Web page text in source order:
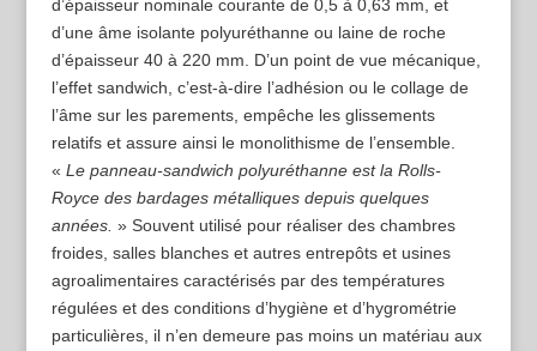
d’épaisseur nominale courante de 0,5 à 0,63 mm, et
d’une âme isolante polyuréthanne ou laine de roche
d’épaisseur 40 à 220 mm. D’un point de vue mécanique,
l’effet sandwich, c’est-à-dire l’adhésion ou le collage de
l’âme sur les parements, empêche les glissements
relatifs et assure ainsi le monolithisme de l’ensemble.
« Le panneau-sandwich polyuréthanne est la Rolls-
Royce des bardages métalliques depuis quelques
années. » Souvent utilisé pour réaliser des chambres
froides, salles blanches et autres entrepôts et usines
agroalimentaires caractérisés par des températures
régulées et des conditions d’hygiène et d’hygrométrie
particulières, il n’en demeure pas moins un matériau aux